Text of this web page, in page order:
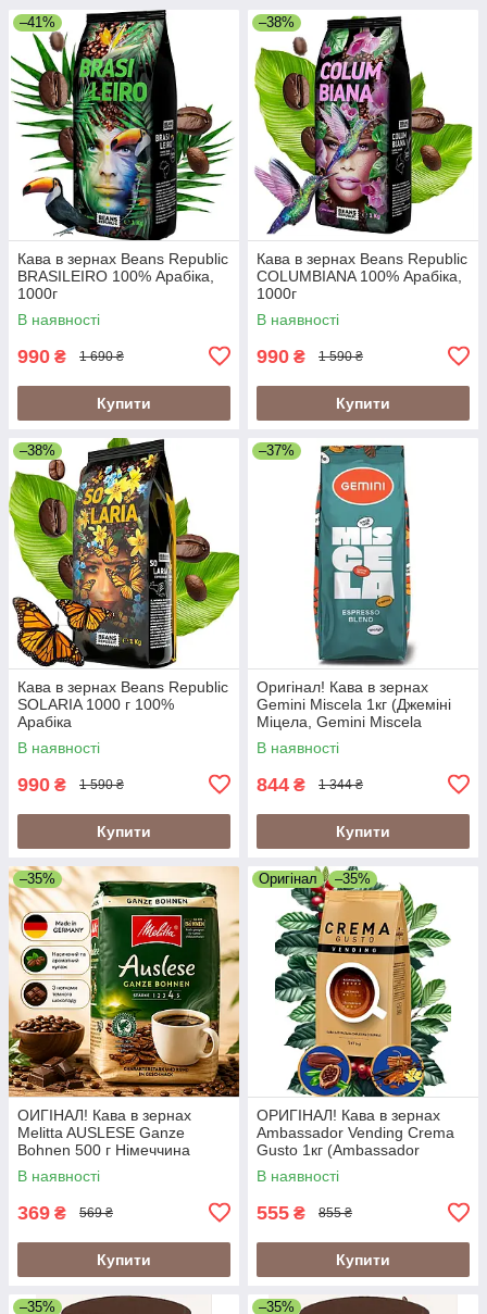
–41%
Кава в зернах Beans Republic
BRASILEIRO 100% Арабіка,
1000г
В наявності
990 ₴ 1 690 ₴
Купити
–38%
Кава в зернах Beans Republic
COLUMBIANA 100% Арабіка,
1000г
В наявності
990 ₴ 1 590 ₴
Купити
–38%
Кава в зернах Beans Republic
SOLARIA 1000 г 100%
Арабіка
В наявності
990 ₴ 1 590 ₴
Купити
–37%
Оригінал! Кава в зернах
Gemini Miscela 1кг (Джеміні
Міцела, Gemini Miscela
Espresso), 60% арабіка/40%
робуста
В наявності
844 ₴ 1 344 ₴
Купити
–35%
ОИГІНАЛ! Кава в зернах
Melitta AUSLESE Ganze
Bohnen 500 г Німеччина
В наявності
369 ₴ 569 ₴
Купити
Оригінал –35%
ОРИГІНАЛ! Кава в зернах
Ambassador Vending Crema
Gusto 1кг (Ambassador
Crema Gusto Vending)
В наявності
555 ₴ 855 ₴
Купити
–35% –35%